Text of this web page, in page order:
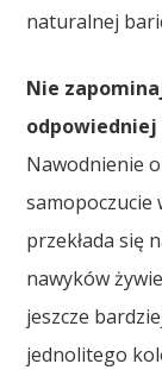
naturalnej
Nie
odpowiedniej
Nawodnienie
samopoczucie
przekłada się
nawyków
jeszcze
jednolitego